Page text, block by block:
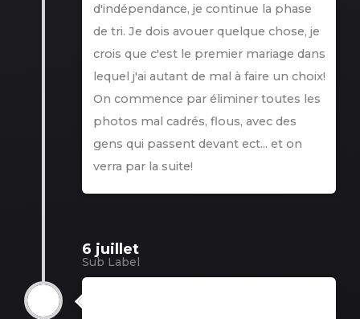
d'indépendance, je continue la phase
de tri. Je dois avouer quelque chose, je
crois que c'est le premier mariage dans
lequel j'ai autant de mal à faire un choix!
On commence par éliminer toutes les
photos mal cadrés, flous, avec des
gens qui passent devant ect... et on
verra par la suite!
6 juillet
Sub Label